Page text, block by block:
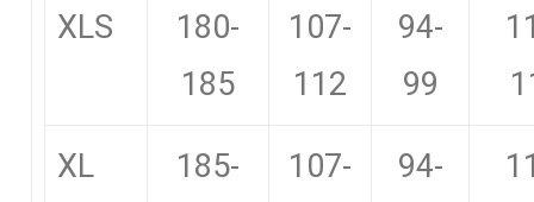
XLS
180-
185
107-
112
94-
99
XL
185-
107-
94-